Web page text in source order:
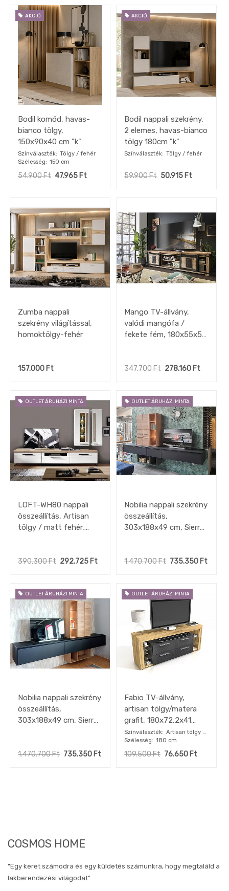
AKCIÓ
Bodil komód, havas-
bianco tölgy,
150x90x40 cm "k"
Színválaszték
Tölgy / fehér
Szélesség
150 cm
54.900Ft 47.965 Ft
AKCIÓ
Bodil nappali szekrény,
2 elemes, havas-bianco
tölgy 180cm "k"
Színválaszték Tölgy / fehér
59.900Ft 50.915Ft
Zumba nappali
szekrény világítással,
homoktölgy-fehér
157.000 Ft
Mango TV-állvány,
valódi mangófa /
fekete fém, 180x55x50
347.700Ft 278.160Ft
OUTLET ÁRUHÁZI MINTA
LOFT-WH80 nappali
összeállítás, Artisan
tölgy / matt fehér,
390.300Ft 292.725 Ft
OUTLET ÁRUHÁZI MINTA
Nobilia nappali szekrény
összeállítás,
303x188x49 cm, Sierra
1.470.700Ft 735.350Ft
OUTLET ÁRUHÁZI MINTA
Nobilia nappali szekrény
összeállítás,
303x188x49 cm, Sierra
1.470.700Ft 735.350 Ft
OUTLET ÁRUHÁZI MINTA
Fabio TV-állvány,
artisan tölgy/matera
grafit, 180x72,2x41
cm"k"
Színválaszték
Artisan tölgy /
Matera grafit
Szélesség 180 cm
109.500Ft 76.650Ft
COSMOS HOME
"Egy keret számodra és egy küldetés számunkra, hogy megtaláld a
lakberendezési világodat"